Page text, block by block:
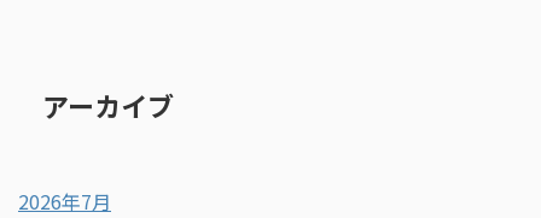
アーカイブ
2026年7月